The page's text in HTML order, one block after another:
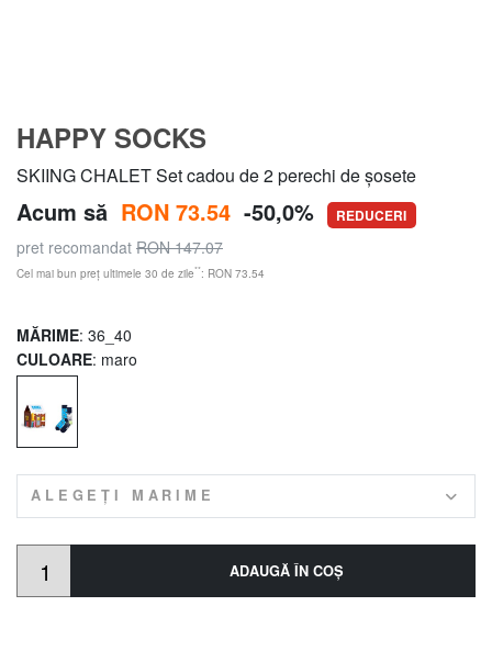
HAPPY SOCKS
SKIING CHALET Set cadou de 2 perechi de șosete
Acum să RON 73.54 -50,0% REDUCERI
pret recomandat RON 147.07
Cel mai bun preț ultimele 30 de zile**: RON 73.54
MĂRIME: 36_40
CULOARE: maro
ALEGEȚI MARIME
ADAUGĂ ÎN COŞ